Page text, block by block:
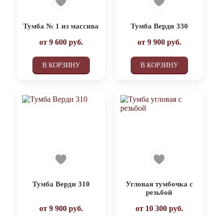
Тумба № 1 из массива
от 9 600руб.
В КОРЗИНУ
Тумба Верди 330
от 9 900руб.
В КОРЗИНУ
Тумба Верди 310
от 9 900руб.
Угловая тумбочка с
резьбой
от 10 300руб.